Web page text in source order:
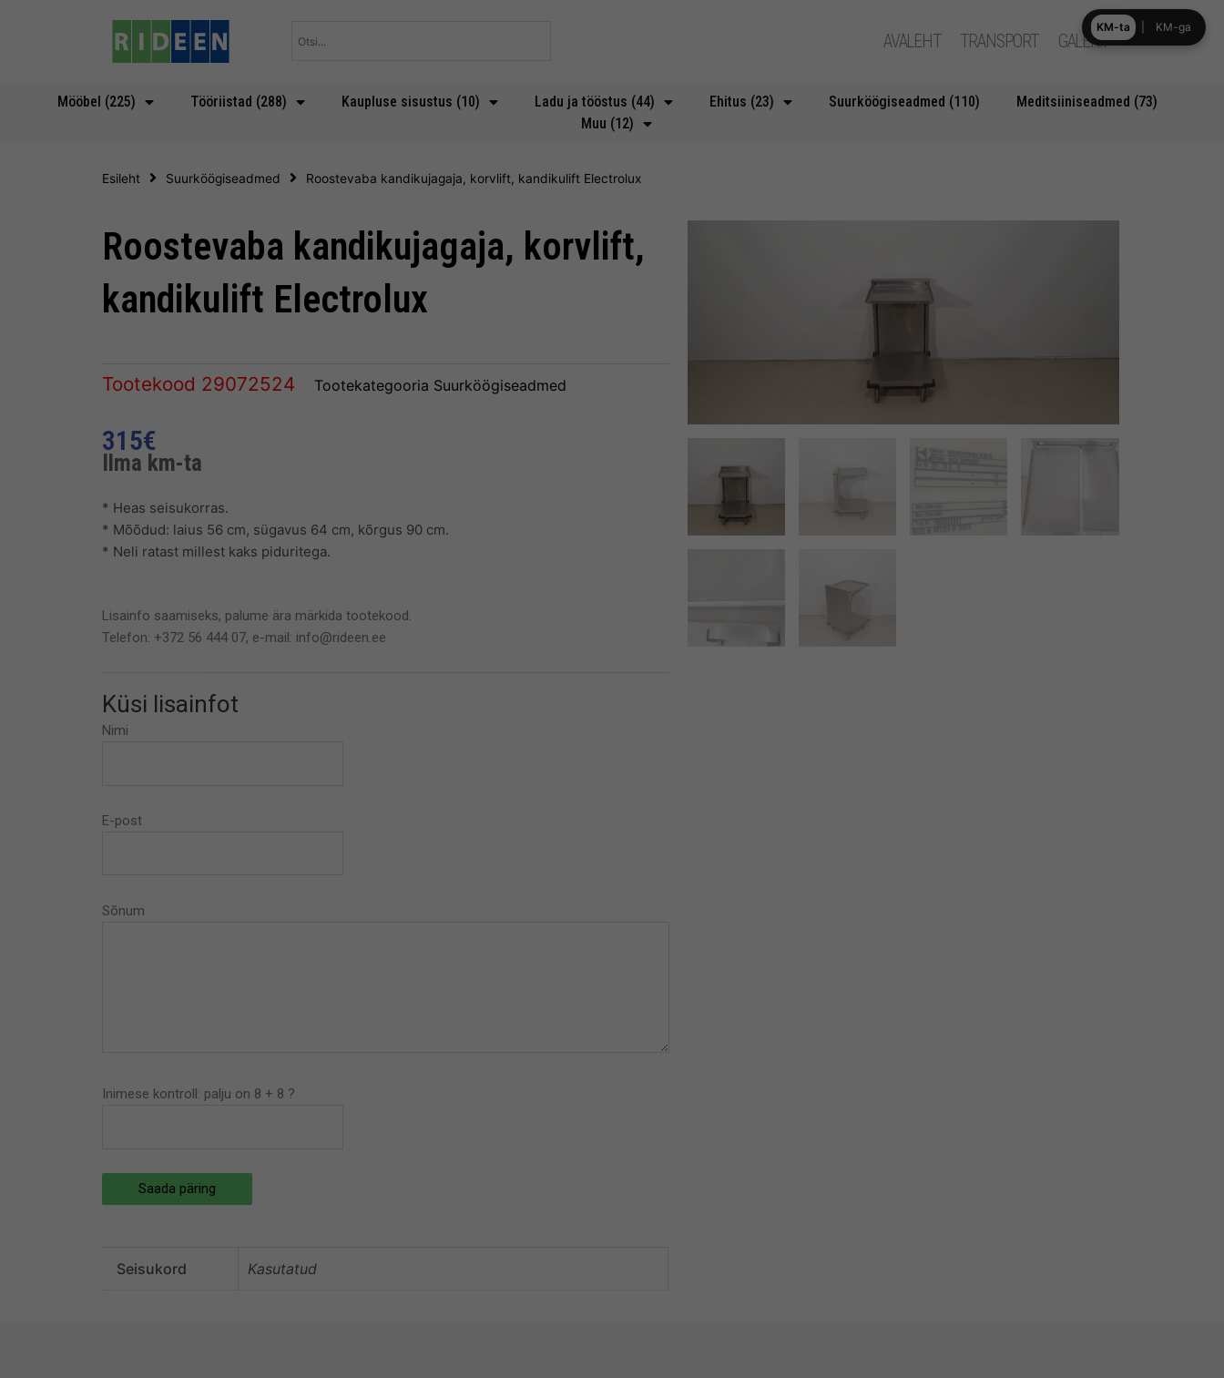
AVALEHT TRANSPORT GALERII
Mööbel (225) Tööriistad (288) Kaupluse sisustus (10) Ladu ja tööstus (44) Ehitus (23) Suurköögiseadmed (110)
Meditsiiniseadmed (73)
Muu (12)
Esileht Suurköögiseadmed Roostevaba kandikujagaja, korvlift, kandikulift Electrolux
Roostevaba kandikujagaja, korvlift,
kandikulift Electrolux
Tootekood 29072524 Tootekategooria Suurköögiseadmed
315€
Ilma km-ta
* Heas seisukorras.
* Mõõdud: laius 56 cm, sügavus 64 cm, kõrgus 90 cm.
* Neli ratast millest kaks piduritega.
Lisainfo saamiseks, palume ära märkida tootekood.
Telefon: +372 56 444 07, e-mail: info@rideen.ee
Küsi lisainfot
Nimi
E-post
Sõnum
Inimese kontroll: palju on 8 + 8 ?
Saada päring
Seisukord Kasutatud
KM-ta KM-ga